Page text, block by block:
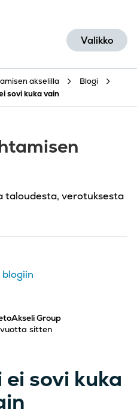
Valikko
akselilla
Blogi
sovi kuka vain
taloudesta, verotuksesta
blogiin
Group
sitten
sovi kuka